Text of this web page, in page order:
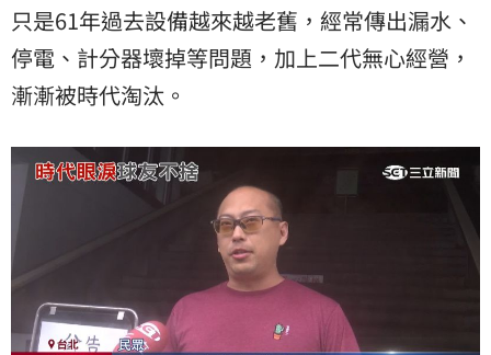
只是61年過去設備越來越老舊，經常傳出漏水、
停電、計分器壞掉等問題，加上二代無心經營，
漸漸被時代淘汰。